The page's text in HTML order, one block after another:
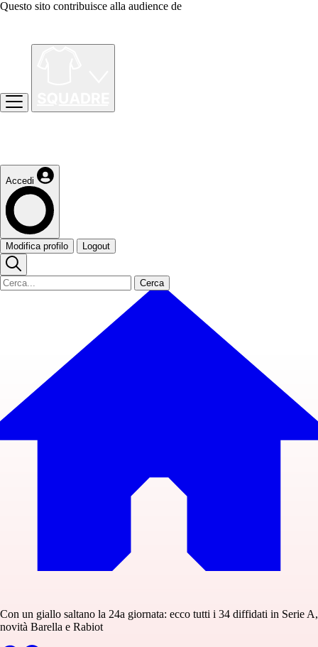
Questo sito contribuisce alla audience de
Accedi
Modifica profilo Logout
Cerca
Con un giallo saltano la 24a giornata: ecco tutti i 34 diffidati in Serie A,
novità Barella e Rabiot